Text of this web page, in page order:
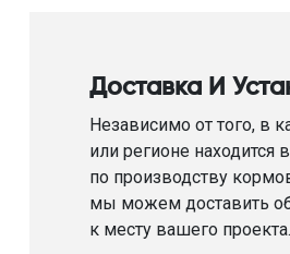
Доставка И
Независимо от того, в
или регионе находится
по производству
мы можем доставить
к месту вашего проекта.